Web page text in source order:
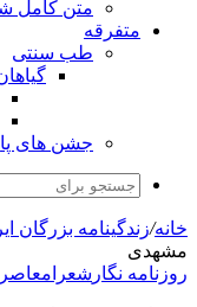
متن کامل
متفرقه
طب سنتی
جشن های
خانه/زندگینامه بزرگان
مشهدی
روزنامه نگار شعرا معاصر